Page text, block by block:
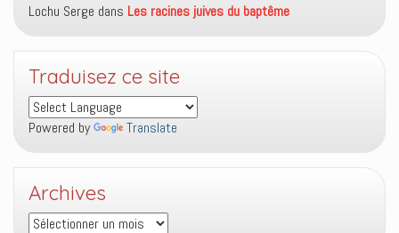
Lochu Serge dans Les racines juives du baptême
Traduisez ce site
Powered by Translate
Archives
Archives